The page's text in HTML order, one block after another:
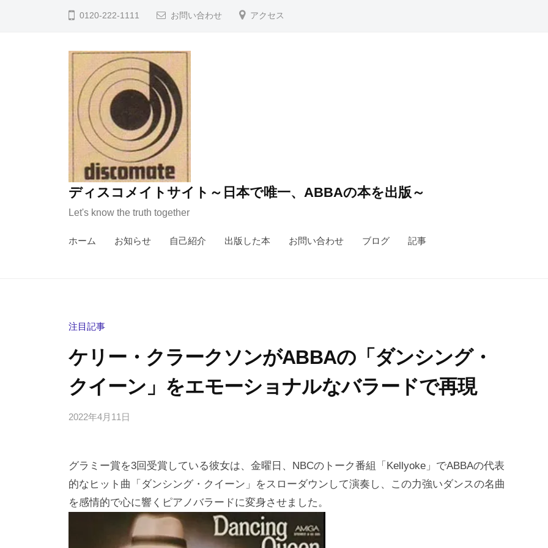
0120-222-1111 お問い合わせ アクセス
ディスコメイトサイト～日本で唯一、ABBAの本を出版～
Let's know the truth together
ホーム お知らせ 自己紹介 出版した本 お問い合わせ ブログ 記事
注目記事
ケリー・クラークソンがABBAの「ダンシング・
クイーン」をエモーショナルなバラードで再現
2022年4月11日
i
a
s
h
の
コ
メ
ン
ト
グラミー賞を3回受賞している彼女は、金曜日、NBCのトーク番組「Kellyoke」でABBAの代表
的なヒット曲「ダンシング・クイーン」をスローダウンして演奏し、この力強いダンスの名曲
を感情的で心に響くピアノバラードに変身させました。